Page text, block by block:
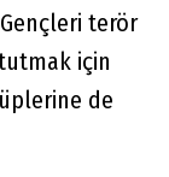
terör
için
de